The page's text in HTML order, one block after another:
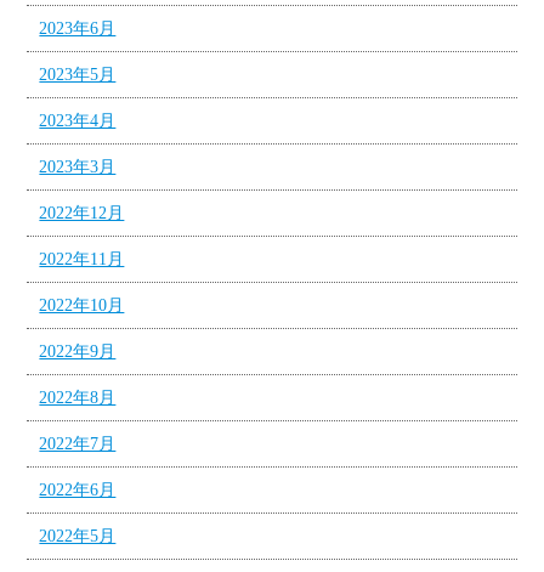
2023年6月
2023年5月
2023年4月
2023年3月
2022年12月
2022年11月
2022年10月
2022年9月
2022年8月
2022年7月
2022年6月
2022年5月